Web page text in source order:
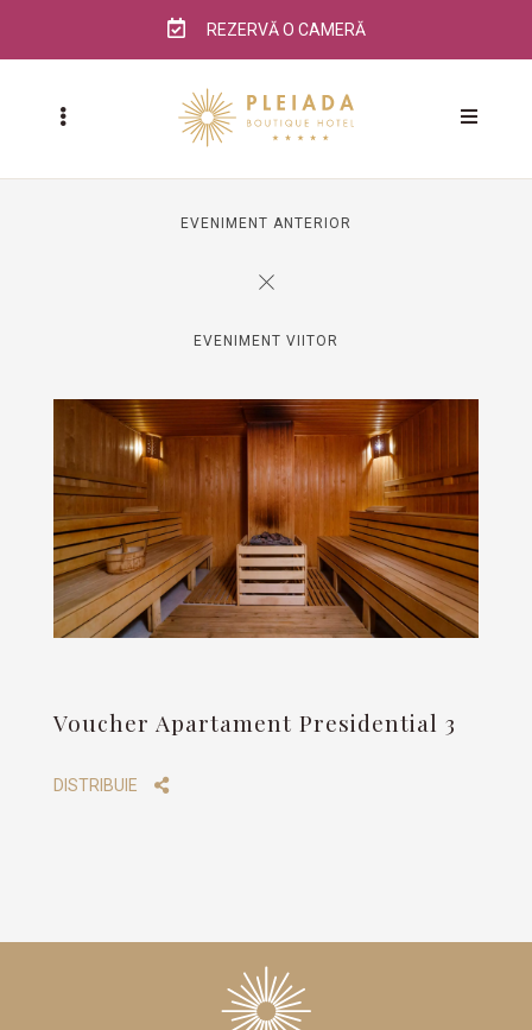
REZERVĂ O CAMERĂ
EVENIMENT ANTERIOR
EVENIMENT VIITOR
Voucher Apartament Presidential 3
DISTRIBUIE